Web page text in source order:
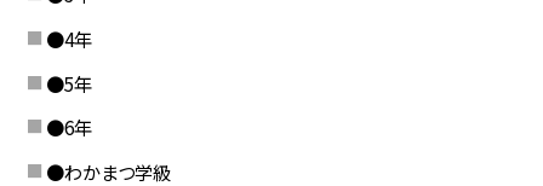
●4年
●5年
●6年
●わかまつ学級